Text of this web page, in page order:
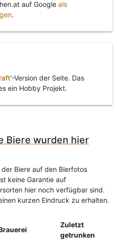
auf Google als
.
'-Version der Seite. Das
ein Hobby Projekt.
Biere wurden hier
Biere auf den Bierfotos
keine Garantie auf
hier noch verfügbar sind.
kurzen Eindruck zu erhalten.
Zuletzt
getrunken